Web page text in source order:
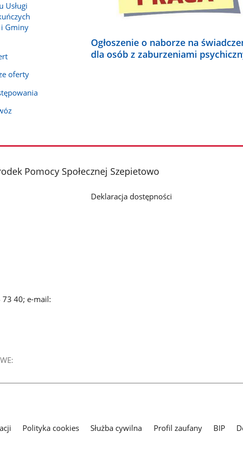
Usługi
Gminy
oferty
Ogłoszenie o naborze na
dla osób z zaburzeniami
Pomocy Społecznej Szepietowo
40; e-mail:
Deklaracja dostępności
Polityka cookies Służba cywilna Profil zaufany BIP